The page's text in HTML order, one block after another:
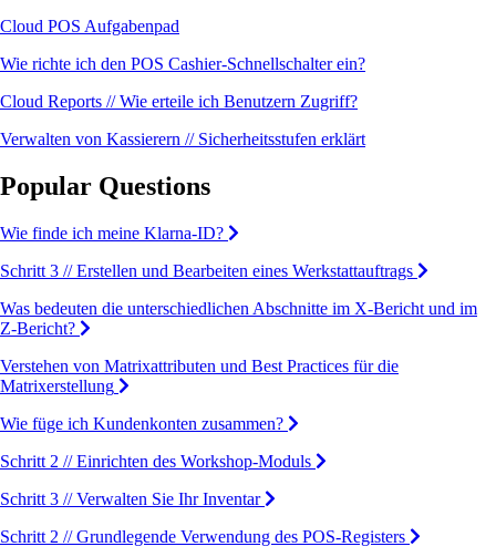
Cloud POS Aufgabenpad
Wie richte ich den POS Cashier-Schnellschalter ein?
Cloud Reports // Wie erteile ich Benutzern Zugriff?
Verwalten von Kassierern // Sicherheitsstufen erklärt
Popular Questions
Wie finde ich meine Klarna-ID?
Schritt 3 // Erstellen und Bearbeiten eines Werkstattauftrags
Was bedeuten die unterschiedlichen Abschnitte im X-Bericht und im
Z-Bericht?
Verstehen von Matrixattributen und Best Practices für die
Matrixerstellung
Wie füge ich Kundenkonten zusammen?
Schritt 2 // Einrichten des Workshop-Moduls
Schritt 3 // Verwalten Sie Ihr Inventar
Schritt 2 // Grundlegende Verwendung des POS-Registers